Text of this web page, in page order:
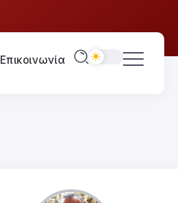
Επικοινωνία